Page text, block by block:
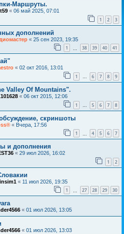
Маршруты.
« 06 май 2025, 07:01
1 2 3
дополнений
« 25 сен 2023, 19:35
1 38 39 40 41
« 02 окт 2016, 13:01
1 … 6 7 8 9
Valley Of Mountains".
« 06 окт 2015, 12:06
1 … 5 6 7 8
скриншоты
« Вчера, 17:56
1 4 5 6 7
и дополнения
« 29 июл 2026, 16:02
1 2
« 11 июл 2026, 19:35
1 27 28 29 30
« 01 июл 2026, 13:05
« 01 июл 2026, 13:03